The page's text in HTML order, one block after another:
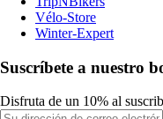
Vélo-Store
Winter-Expert
Suscríbete a nuestro
Disfruta de un 10% al